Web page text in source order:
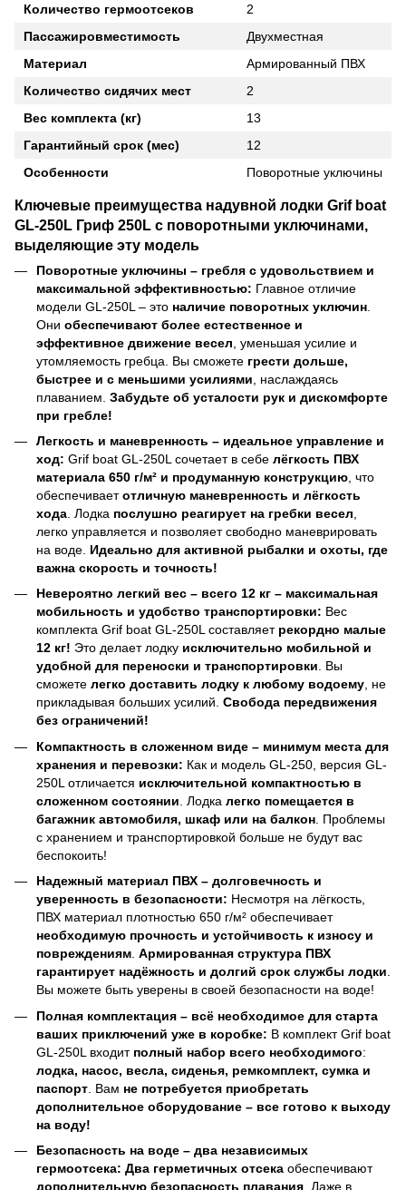
Количество гермоотсеков
2
Пассажировместимость
Двухместная
Материал
Армированный ПВХ
Количество сидячих мест
2
Вес комплекта (кг)
13
Гарантийный срок (мес)
12
Особенности
Поворотные уключины
Ключевые преимущества надувной лодки Grif boat
GL-250L Гриф 250L с поворотными уключинами,
выделяющие эту модель
Поворотные уключины – гребля с удовольствием и
максимальной эффективностью: Главное отличие
модели GL-250L – это наличие поворотных уключин
Они обеспечивают более естественное и
эффективное движение весел , уменьшая усилие и
утомляемость гребца. Вы сможете грести дольше,
быстрее и с меньшими усилиями , наслаждаясь
плаванием. Забудьте об усталости рук и дискомфорте
при гребле!
Легкость и маневренность – идеальное управление и
ход: Grif boat GL-250L сочетает в себе лёгкость ПВХ
материала 650 г/м² и продуманную конструкцию , что
обеспечиваетотличную маневренность и лёгкость
хода . Лодка послушно реагирует на гребки весел
легко управляется и позволяет свободно маневрировать
на воде. Идеально для активной рыбалки и охоты, где
важна скорость и точность!
Невероятно легкий вес – всего 12 кг – максимальная
мобильность и удобство транспортировки: Вес
комплекта Grif boat GL-250L составляет рекордно малые
12 кг! Это делает лодку исключительно мобильной и
удобной для переноски и транспортировки. Вы
сможете легко доставить лодку к любому водоему, не
прикладывая больших усилий. Свобода передвижения
без ограничений!
Компактность в сложенном виде – минимум места для
хранения и перевозки: Как и модель GL-250, версия GL-
250L отличается исключительной компактностью в
сложенном состоянии . Лодка легко помещается в
багажник автомобиля, шкаф или на балкон . Проблемы
с хранением и транспортировкой больше не будут вас
беспокоить!
Надежный материал ПВХ – долговечность и
уверенность в безопасности: Несмотря на лёгкость,
ПВХ материал плотностью 650 г/м² обеспечивает
необходимую прочность и устойчивость к износу и
повреждениям Армированная структура ПВХ
гарантирует надёжность и долгий срок службы лодки
Вы можете быть уверены в своей безопасности на воде!
Полная комплектация – всё необходимое для старта
ваших приключений уже в коробке: В комплект Grif boat
GL-250L входит полный набор всего необходимого:
лодка, насос, весла, сиденья, ремкомплект, сумка и
паспорт . Вам не потребуется приобретать
дополнительное оборудование – все готово к выходу
на воду!
Безопасность на воде – два независимых
гермоотсека: Два герметичных отсека обеспечивают
дополнительную безопасность плавания . Даже в